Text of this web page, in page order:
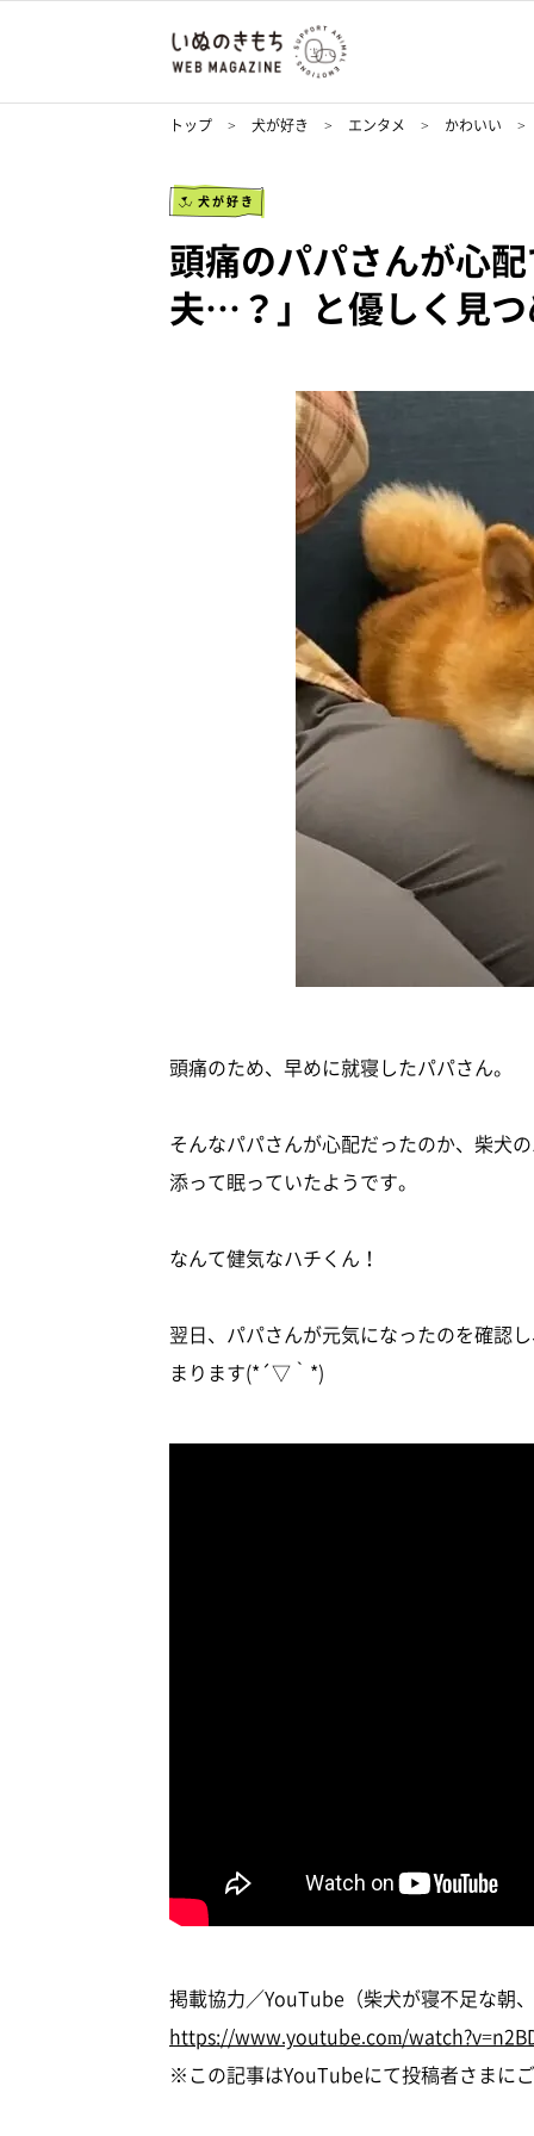
トップ 犬が好き エンタメ かわいい
犬が好き
頭痛のパパさんが心
夫…？」と優しく見
頭痛のため、早めに就寝したパパさん。
そんなパパさんが心配だったのか、柴犬
添って眠っていたようです。
なんて健気なハチくん！
翌日、パパさんが元気になったのを確認
まります(*´▽｀*)
掲載協力／YouTube（柴犬が寝不足な朝
https://www.youtube.com/
※この記事はYouTubeにて投稿者さまに